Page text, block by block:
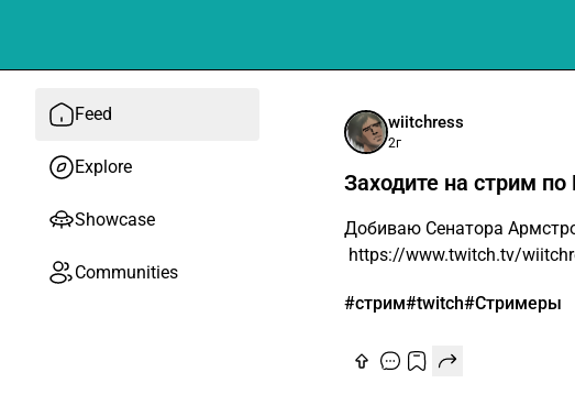
Feed
Explore
Showcase
Communities
wiitchress
2г
​Заходите на стрим по
Добиваю Сенатора
https://www.twitch.tv/
#стрим#twitch#Стримеры